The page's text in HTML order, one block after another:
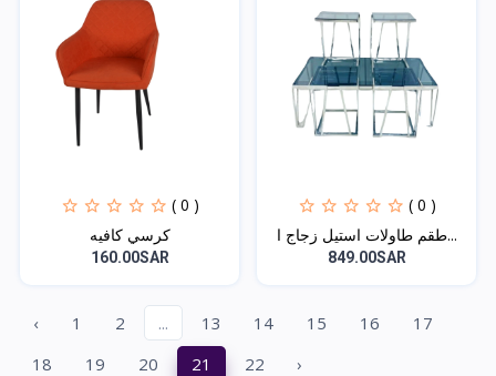
( 0 )
كرسي كافيه
160.00SAR
( 0 )
طقم طاولات استيل زجاج ا...
849.00SAR
‹ 1 2 ... 13 14 15 16
17
18
19 20 21 22 ›